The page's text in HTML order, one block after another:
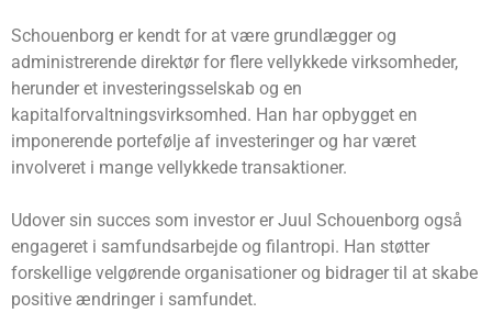
Schouenborg er kendt for at være grundlægger og
administrerende direktør for flere vellykkede virksomheder,
herunder et investeringsselskab og en
kapitalforvaltningsvirksomhed. Han har opbygget en
imponerende portefølje af investeringer og har været
involveret i mange vellykkede transaktioner.
Udover sin succes som investor er Juul Schouenborg også
engageret i samfundsarbejde og filantropi. Han støtter
forskellige velgørende organisationer og bidrager til at skabe
positive ændringer i samfundet.